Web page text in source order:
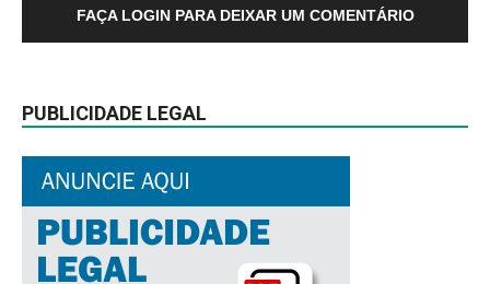
FAÇA LOGIN PARA DEIXAR UM COMENTÁRIO
PUBLICIDADE LEGAL